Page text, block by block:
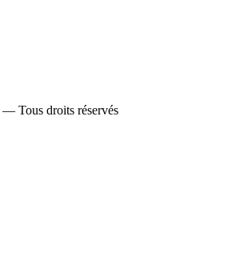
— Tous droits réservés